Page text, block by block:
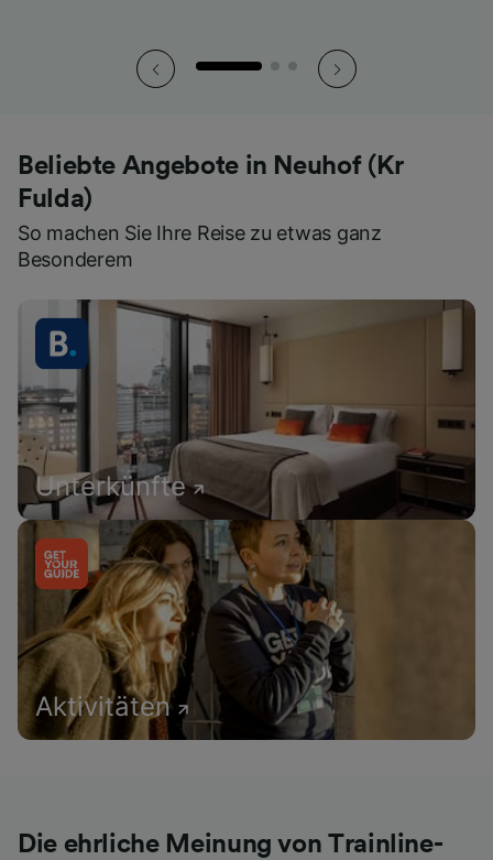
Beliebte Angebote in Neuhof (Kr
Fulda)
So machen Sie Ihre Reise zu etwas ganz
Besonderem
Unterkünfte
Aktivitäten
Die ehrliche Meinung von Trainline-